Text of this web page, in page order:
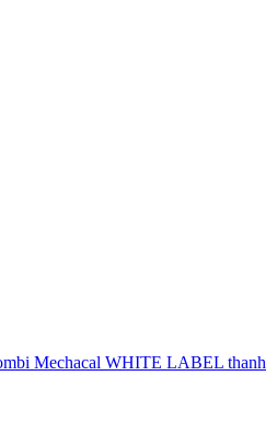
Mechacal WHITE LABEL thanh